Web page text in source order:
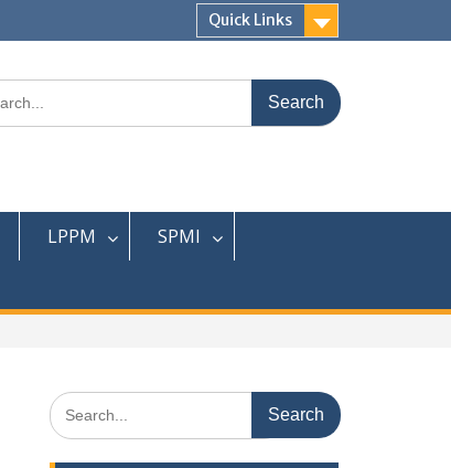
Quick Links
LPPM
SPMI
Search
for: